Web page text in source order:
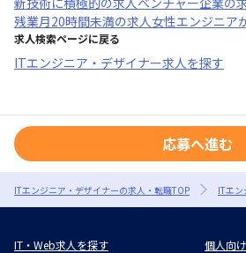
残業月20時間未満の求人女性エンジニア
求人検索ページに戻る
ITエンジニア・デザイナー求人を探す
応募へ進む
ITエンジニア・デザイナーの求人・転職TOP ITエ
IT・Web求人を探す 個人向